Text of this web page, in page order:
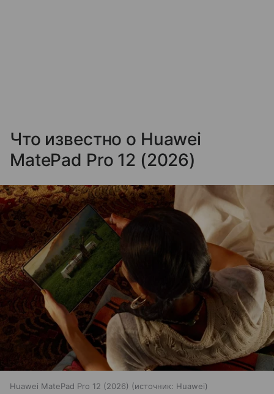
Что известно о Huawei
MatePad Pro 12 (2026)
Huawei MatePad Pro 12 (2026) источник: Huawei